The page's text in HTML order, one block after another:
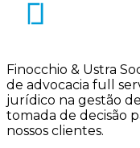
Finocchio & Ustra
de advocacia full
jurídico na gestão
tomada de decisão
nossos clientes.